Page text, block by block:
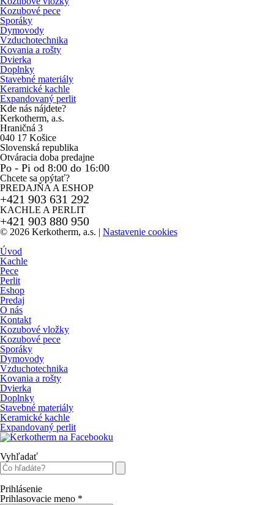
Kozubové pece
Sporáky
Dymovody
Vzduchotechnika
Kovania a rošty
Dvierka
Doplnky
Stavebné materiály
Keramické kachle
Expandovaný perlit
Kde nás nájdete?
Kerkotherm, a.s.
Hraničná 3
040 17 Košice
Slovenská republika
Otváracia doba predajne
Po - Pi od 8:00 do 16:00
Chcete sa opýtať?
PREDAJŇA A ESHOP
+421 903 631 292
KACHLE A PERLIT
+421 903 880 950
© 2026 Kerkotherm, a.s. | Nastavenie cookies
Úvod
Kachle
Pece
Perlit
Eshop
Predaj
O nás
Kontakt
Kozubové vložky
Kozubové pece
Sporáky
Dymovody
Vzduchotechnika
Kovania a rošty
Dvierka
Doplnky
Stavebné materiály
Keramické kachle
Expandovaný perlit
Vyhľadať
Prihlásenie
Prihlasovacie meno *